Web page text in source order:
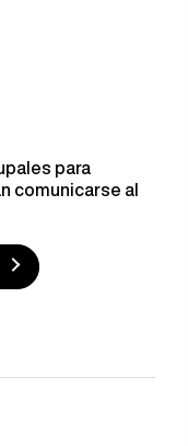
para
comunicarse al